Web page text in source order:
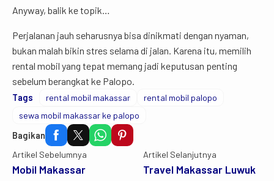
Anyway, balik ke topik…
Perjalanan jauh seharusnya bisa dinikmati dengan nyaman,
bukan malah bikin stres selama di jalan. Karena itu, memilih
rental mobil yang tepat memang jadi keputusan penting
sebelum berangkat ke Palopo.
Tags rental mobil makassar
rental mobil palopo
sewa mobil makassar ke palopo
Bagikan
Artikel Sebelumnya
Mobil Makassar
Artikel Selanjutnya
Travel Makassar Luwuk